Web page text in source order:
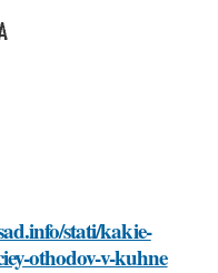
stati/kakie-
othodov-v-kuhne